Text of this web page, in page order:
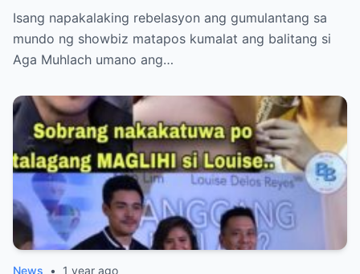
AGA MUHLACH ang TUNAY na Ama nina
Mavy at Cassy Legaspi — Buong Showbiz
World NAGULANTANG sa Rebelasyong
Isang napakalaking rebelasyon ang gumulantang sa
mundo ng showbiz matapos kumalat ang balitang si
Aga Muhlach umano ang…
News • 1 year ago